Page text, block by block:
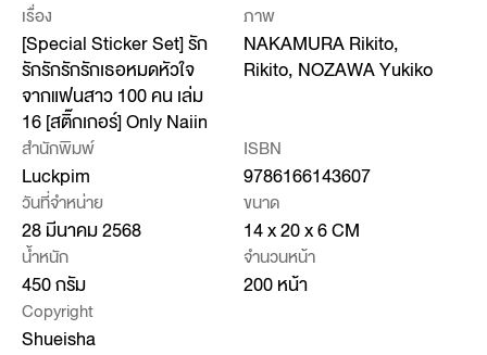
เรื่อง
[Special Sticker Set] รัก
รักรักรักรักเธอหมดหัวใจ
จากแฟนสาว 100 คน เล่ม
16 [สติ๊กเกอร์] Only Naiin
ภาพ
NAKAMURA Rikito,
Rikito, NOZAWA Yukiko
สำนักพิมพ์
Luckpim
ISBN
9786166143607
วันที่จำหน่าย
28 มีนาคม 2568
ขนาด
14 x 20 x 6 CM
น้ำหนัก
450 กรัม
จำนวนหน้า
200 หน้า
Copyright
Shueisha